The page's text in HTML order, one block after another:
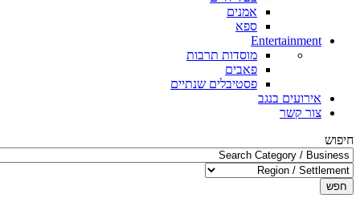
אמנים
ספא
Entertainment
מוסדות תרבות
פאבים
פסטיבלים שנתיים
אירועים בנגב
צור קשר
חיפוש
חפש